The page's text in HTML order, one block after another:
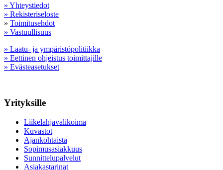
» Yhteystiedot
» Rekisteriseloste
» Toimitusehdot
» Vastuullisuus
» Laatu- ja ympäristöpolitiikka
» Eettinen ohjeistus toimittajille
» Evästeasetukset
Yrityksille
Liikelahjavalikoima
Kuvastot
Ajankohtaista
Sopimusasiakkuus
Sunnittelupalvelut
Asiakastarinat